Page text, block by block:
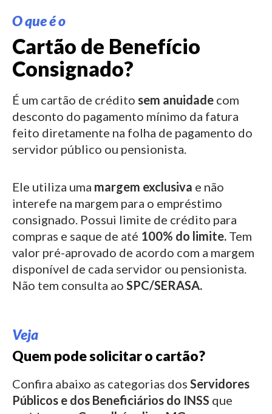
O que é o
Cartão de Benefício
Consignado?
É um cartão de crédito sem anuidade com
desconto do pagamento mínimo da fatura
feito diretamente na folha de pagamento do
servidor público ou pensionista.
Ele utiliza uma margem exclusiva e não
interefe na margem para o empréstimo
consignado. Possui limite de crédito para
compras e saque de até 100% do limite. Tem
valor pré-aprovado de acordo com a margem
disponível de cada servidor ou pensionista.
Não tem consulta ao SPC/SERASA.
Veja
Quem pode solicitar o cartão?
Confira abaixo as categorias dos Servidores
Públicos e dos Beneficiários do INSS que